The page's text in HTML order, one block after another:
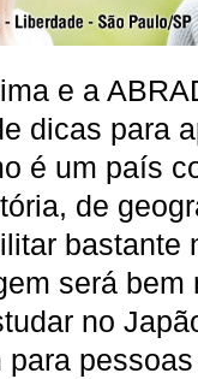
e a
dicas para
é um país
de
bastante
será bem
no